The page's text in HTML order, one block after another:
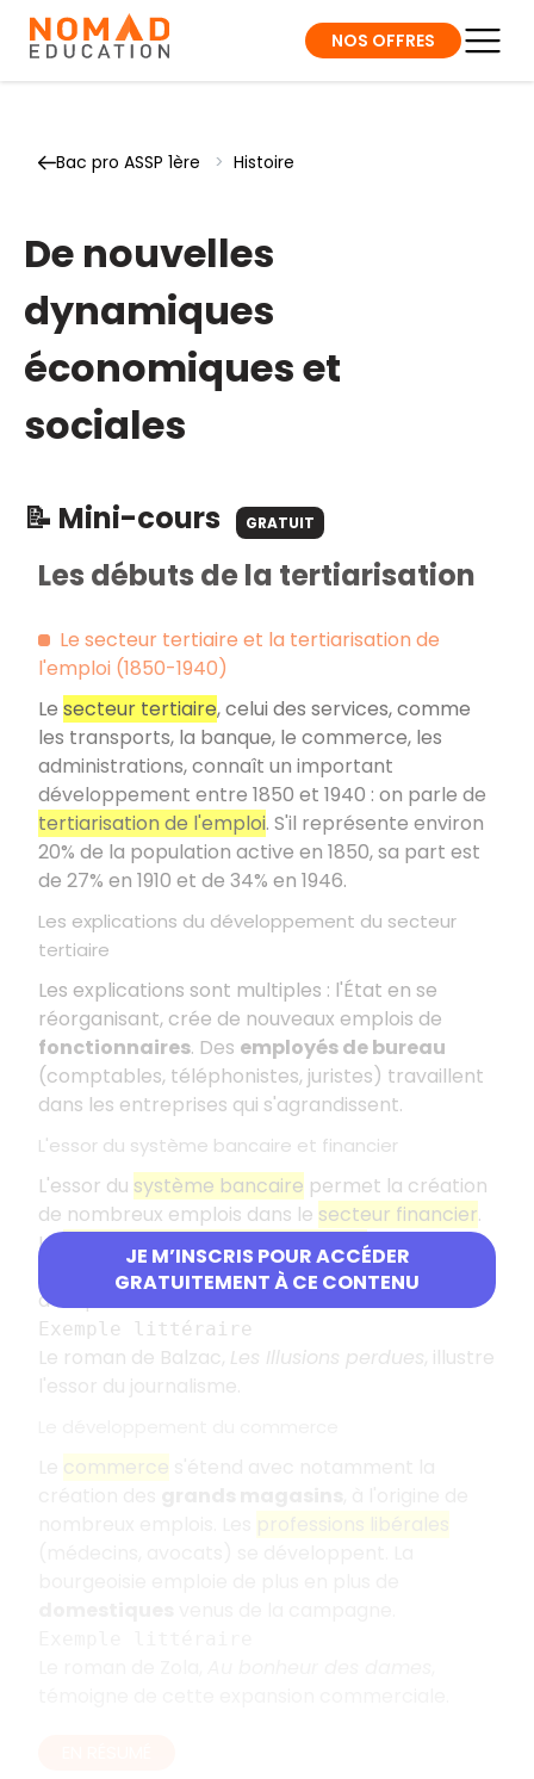
NOS OFFRES
Bac pro ASSP 1ère > Histoire
De nouvelles
dynamiques
économiques et
sociales
📝 Mini-cours GRATUIT
JE M’INSCRIS POUR ACCÉDER
GRATUITEMENT À CE CONTENU
Les débuts de la tertiarisation
Le secteur tertiaire et la tertiarisation de
l'emploi (1850-1940)
Le secteur tertiaire, celui des services, comme
les transports, la banque, le commerce, les
administrations, connaît un important
développement entre 1850 et 1940 : on parle de
tertiarisation de l'emploi. S'il représente environ
20% de la population active en 1850, sa part est
de 27% en 1910 et de 34% en 1946.
Les explications du développement du secteur
tertiaire
Les explications sont multiples : l'État en se
réorganisant, crée de nouveaux emplois de
fonctionnaires. Des employés de bureau
(comptables, téléphonistes, juristes) travaillent
dans les entreprises qui s'agrandissent.
L'essor du système bancaire et financier
L'essor du système bancaire permet la création
de nombreux emplois dans le secteur financier.
Le
développement de l'information, notamment
de la presse écrite favorise l'apparition
d'emplois nouveaux.
Exemple littéraire
Le roman de Balzac, Les Illusions perdues, illustre
l'essor du journalisme.
commerce